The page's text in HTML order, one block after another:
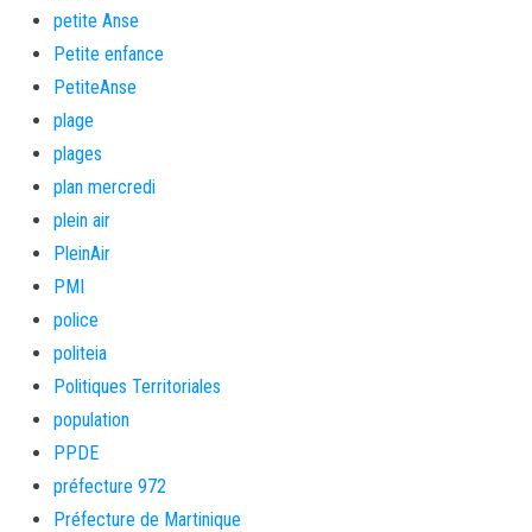
petite Anse
Petite enfance
PetiteAnse
plage
plages
plan mercredi
plein air
PleinAir
PMI
police
politeia
Politiques Territoriales
population
PPDE
préfecture 972
Préfecture de Martinique